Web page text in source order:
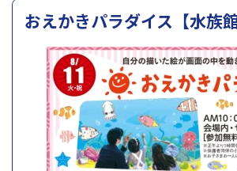
おえかきパラダイス【水族館